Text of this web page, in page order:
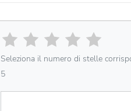
Seleziona il numero di stelle
5